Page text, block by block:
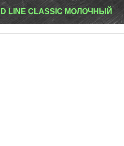
LINE CLASSIC МОЛОЧНЫЙ